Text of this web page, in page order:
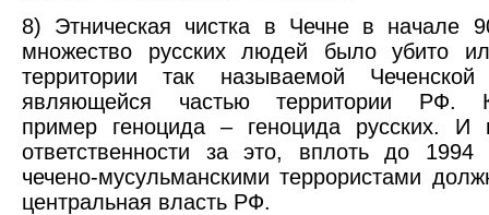
8) Этническая чистка в Чечне в начале
множество русских людей было убито
территории так называемой Чеченской
являющейся частью территории РФ.
пример геноцида – геноцида русских. И
ответственности за это, вплоть до
чечено-мусульманскими террористами
центральная власть РФ.